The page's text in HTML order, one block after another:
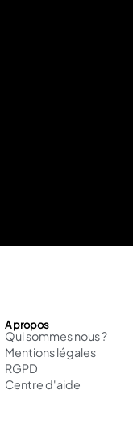
A propos
Qui sommes nous ?
Mentions légales
RGPD
Centre d'aide